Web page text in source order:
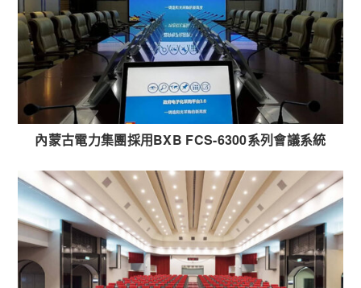
內蒙古電力集團採用BXB FCS-6300系列會議系統